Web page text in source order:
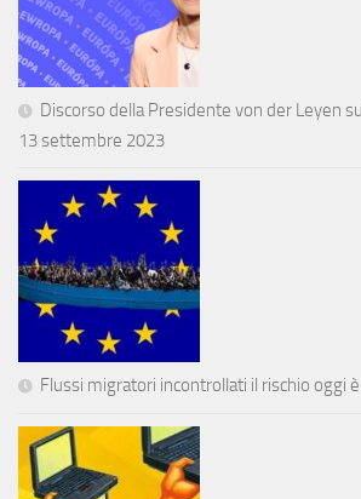
Discorso della Presidente von der Leyen
13 settembre 2023
Flussi migratori incontrollati il rischio oggi